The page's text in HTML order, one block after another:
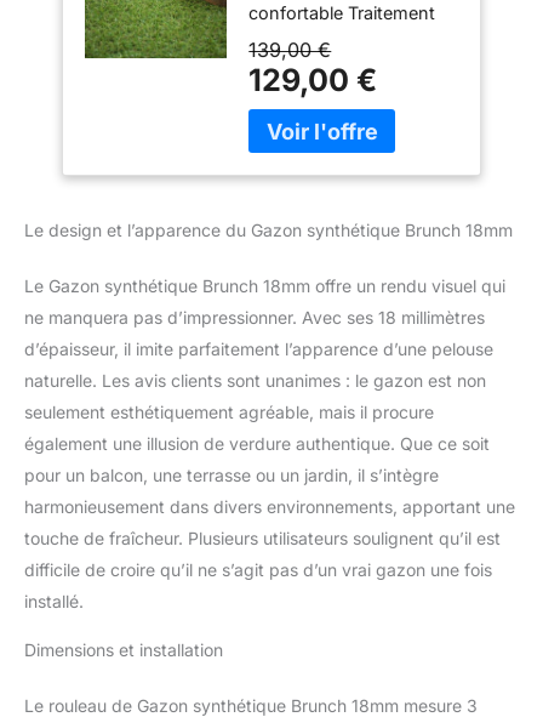
confortable Traitement
UV : Résistant au chlore
et aux rayons ultraviolets
pour une durabilité
optimale Poids du
produit : 15.08 kg
aménager vos espaces
: 13650 points/m² avec
un poids total de 1254
g/m² garantissant une
qualité supérieure
Composition des fibres :
Mélange de fibre
monofilament PE droite
et PP frisée en vert
émeraude et citron vert
Garantie fabricant : 5 ans
en usage ornemental
pour terrasse, balcon,
139,00 €
129,00 €
Le design et l’apparence du Gazon synthétique Brunch 18mm
Le Gazon synthétique Brunch 18mm offre un rendu visuel qui
ne manquera pas d’impressionner. Avec ses 18 millimètres
d’épaisseur, il imite parfaitement l’apparence d’une pelouse
naturelle. Les avis clients sont unanimes : le gazon est non
seulement esthétiquement agréable, mais il procure
également une illusion de verdure authentique. Que ce soit
pour un balcon, une terrasse ou un jardin, il s’intègre
harmonieusement dans divers environnements, apportant une
touche de fraîcheur. Plusieurs utilisateurs soulignent qu’il est
difficile de croire qu’il ne s’agit pas d’un vrai gazon une fois
installé.
Dimensions et installation
Le rouleau de Gazon synthétique Brunch 18mm mesure 3